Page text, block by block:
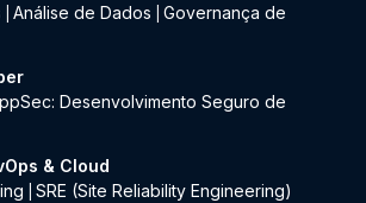
Análise de Dados
Governança de
Desenvolvimento Seguro de
& Cloud
SRE (Site Reliability Engineering)